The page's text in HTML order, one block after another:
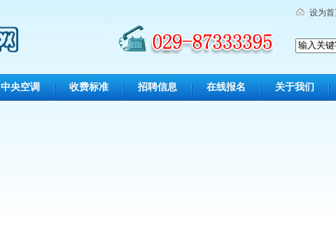
设为
中央空调 收费标准 招聘信息 在线报名 关于我们